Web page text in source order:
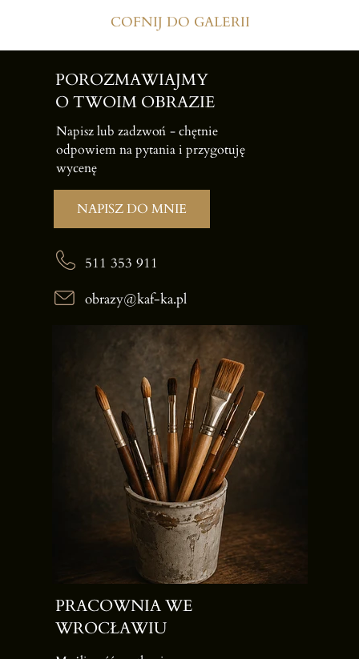
COFNIJ DO GALERII
NAPISZ DO MNIE
Napisz lub zadzwoń -chętnie
odpowiem na pytania i przygotuję
wycenę
PRACOWNIA WE
WROCŁAWIU
POROZMAWIAJMY
O TWOIM OBRAZIE
obrazy@kaf-ka.pl
511 353 911